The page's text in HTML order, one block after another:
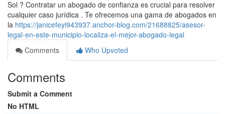
Sol ? Contratar un abogado de confianza es crucial para resolver
cualquier caso jurídica . Te ofrecemos una gama de abogados en
la https://janicefeyi943937.anchor-blog.com/21688825/asesor-
legal-en-este-municipio-localiza-el-mejor-abogado-legal
Comments
Who Upvoted
Comments
Submit a Comment
No HTML